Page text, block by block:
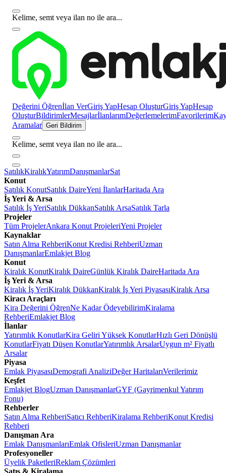
Kelime, semt veya ilan no ile ara...
Değerini Öğrenİlan VerGiriş YapHesap OluşturGiriş YapHesap
OluşturBildirimlerMesajlarİlanlarımDeğerlemelerimFavorilerim
Aramalar Geri Bildirim
Kelime, semt veya ilan no ile ara...
SatılıkKiralıkYatırımDanışmanlarSat
Konut
Satılık KonutSatılık DaireYeni İlanlarHaritada Ara
İş Yeri & Arsa
Satılık İş YeriSatılık DükkanSatılık ArsaSatılık Tarla
Projeler
Tüm ProjelerAnkara Konut ProjeleriYeni Projeler
Kaynaklar
Satın Alma RehberiKonut Kredisi RehberiUzman
DanışmanlarEmlakjet Blog
Konut
Kiralık KonutKiralık DaireGünlük Kiralık DaireHaritada Ara
İş Yeri & Arsa
Kiralık İş YeriKiralık DükkanKiralık İş Yeri PiyasasıKiralık Arsa
Kiracı Araçları
Kira Değerini ÖğrenNe Kadar ÖdeyebilirimKiralama
RehberiEmlakjet Blog
İlanlar
Yatırımlık KonutlarKira Geliri Yüksek KonutlarHızlı Geri Dönüşlü
KonutlarFiyatı Düşen KonutlarYatırımlık ArsalarUygun m² Fiyatlı
Arsalar
Piyasa
Emlak PiyasasıDemografi AnaliziDeğer HaritalarıVerilerimiz
Keşfet
Emlakjet BlogUzman DanışmanlarGYF (Gayrimenkul Yatırım
Fonu)
Rehberler
Satın Alma RehberiSatıcı RehberiKiralama RehberiKonut Kredisi
Rehberi
Danışman Ara
Emlak DanışmanlarıEmlak OfisleriUzman Danışmanlar
Profesyoneller
Üyelik PaketleriReklam Çözümleri
Satış & Kiralama